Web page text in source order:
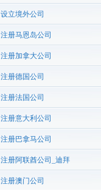
设立境外公司
注册马恩岛公司
注册加拿大公司
注册德国公司
注册法国公司
注册意大利公司
注册巴拿马公司
注册阿联酋公司_迪拜
注册澳门公司